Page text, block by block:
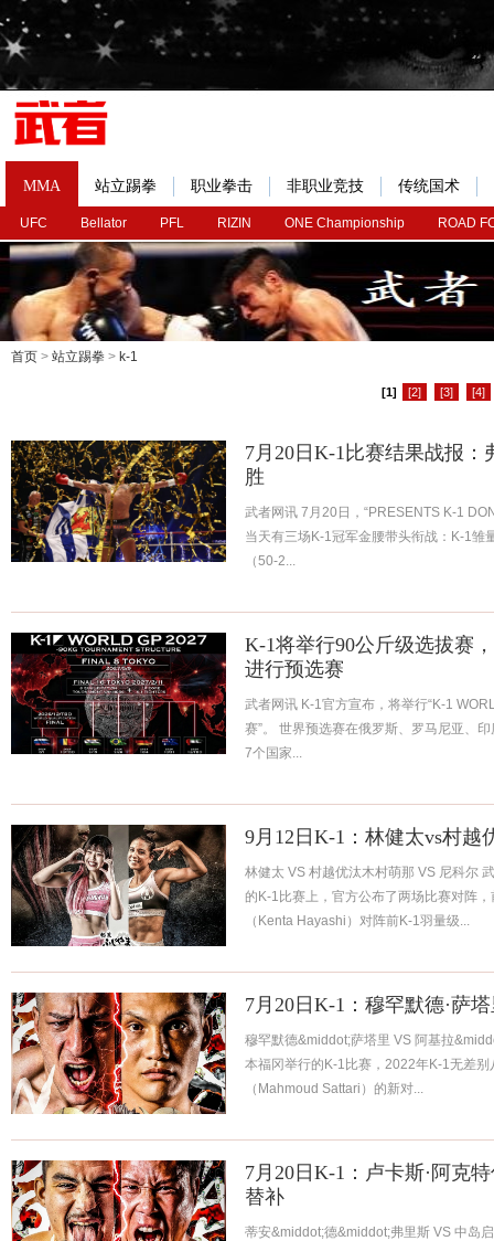
MMA
UFC Bellator PFL RIZIN ONE Championship ROAD
站立踢拳 职业拳击 非职业竞技 传统国术
首页 > 站立踢拳 > k-1
[1] [2] [3] [4]
7月20日K-1比赛结果战报
胜
武者网讯 7月20日，“PRESENTS K-1
当天有三场K-1冠军金腰带头衔战：K-1
（50-2...
K-1将举行90公斤级选拔赛
进行预选赛
武者网讯 K-1官方宣布，将举行“K-1
赛”。 世界预选赛在俄罗斯、罗马尼亚、
7个国家...
9月12日K-1：林健太vs村越
林健太 VS 村越优汰木村萌那 VS 尼科尔
的K-1比赛上，官方公布了两场比赛对阵
（Kenta Hayashi）对阵前K-1羽量级...
7月20日K-1：穆罕默德·萨
穆罕默德&middot;萨塔里 VS 阿基拉
本福冈举行的K-1比赛，2022年K-1无差
（Mahmoud Sattari）的新对...
7月20日K-1：卢卡斯·阿克
替补
蒂安&middot;德&middot;弗里斯 VS 中岛